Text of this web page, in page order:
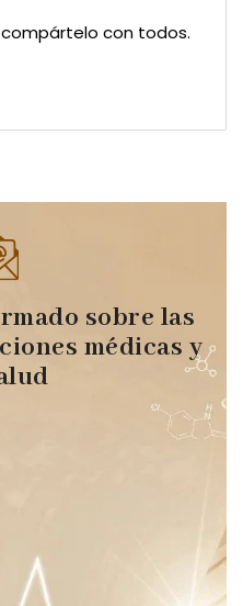
con todos.
sobre las
médicas y